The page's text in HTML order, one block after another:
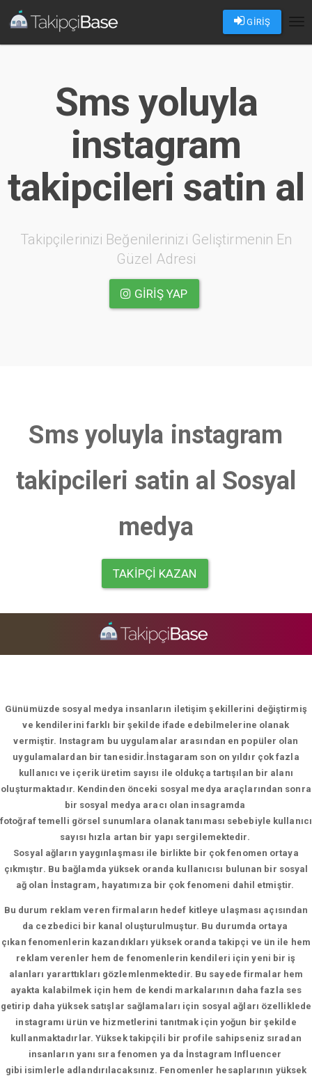
GİRİŞ
Sms yoluyla
instagram
takipcileri satin al
Takipçilerinizi Beğenilerinizi Geliştirmenin En
Güzel Adresi
GIRIŞ YAP
Sms yoluyla instagram
takipcileri satin al Sosyal
medya
TAKIPÇI KAZAN
Günümüzde sosyal medya insanların iletişim şekillerini değiştirmiş
ve kendilerini farklı bir şekilde ifade edebilmelerine olanak
vermiştir. Instagram bu uygulamalar arasından en popüler olan
uygulamalardan bir tanesidir.İnstagaram son on yıldır çok fazla
kullanıcı ve içerik üretim sayısı ile oldukça tartışılan bir alanı
oluşturmaktadır. Kendinden önceki sosyal medya araçlarından sonra
bir sosyal medya aracı olan insagramda
fotoğraf temelli görsel sunumlara olanak tanıması sebebiyle kullanıcı
sayısı hızla artan bir yapı sergilemektedir.
Sosyal ağların yaygınlaşması ile birlikte bir çok fenomen ortaya
çıkmıştır. Bu bağlamda yüksek oranda kullanıcısı bulunan bir sosyal
ağ olan İnstagram, hayatımıza bir çok fenomeni dahil etmiştir.
Bu durum reklam veren firmaların hedef kitleye ulaşması açısından
da cezbedici bir kanal oluşturulmuştur. Bu durumda ortaya
çıkan fenomenlerin kazandıkları yüksek oranda takipçi ve ün ile hem
reklam verenler hem de fenomenlerin kendileri için yeni bir iş
alanları yararttıkları gözlemlenmektedir. Bu sayede firmalar hem
ayakta kalabilmek için hem de kendi markalarının daha fazla ses
getirip daha yüksek satışlar sağlamaları için sosyal ağları özelliklede
instagramı ürün ve hizmetlerini tanıtmak için yoğun bir şekilde
kullanmaktadırlar. Yüksek takipçili bir profile sahipseniz sıradan
insanların yanı sıra fenomen ya da İnstagram Influencer
gibi isimlerle adlandırılacaksınız. Fenomenler hesaplarının yüksek